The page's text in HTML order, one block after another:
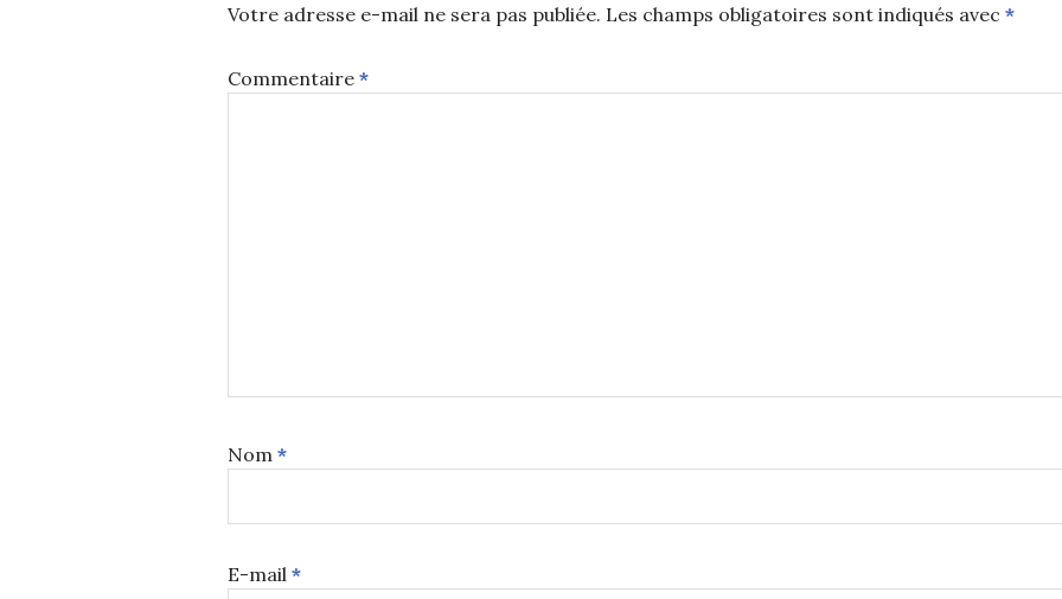
Votre adresse e-mail ne sera pas publiée. Les champs obligatoires sont indiqués avec *
Commentaire *
Nom *
E-mail *